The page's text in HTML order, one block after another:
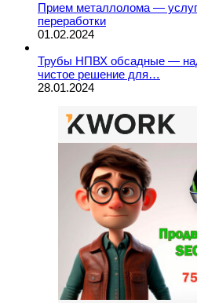
Прием металлолома —
переработки
01.02.2024
Трубы НПВХ обсадные —
чистое решение для…
28.01.2024